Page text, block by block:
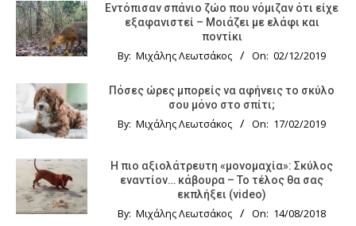
Εντόπισαν σπάνιο ζώο που νόμιζαν ότι είχε
εξαφανιστεί – Μοιάζει με ελάφι και
ποντίκι
By: Μιχάλης Λεωτσάκος On: 02/12/2019
Πόσες ώρες μπορείς να αφήνεις το σκύλο
σου μόνο στο σπίτι;
By: Μιχάλης Λεωτσάκος On: 17/02/2019
Η πιο αξιολάτρευτη «μονομαχία»: Σκύλος
εναντίον… κάβουρα – Το τέλος θα σας
εκπλήξει (video)
By: Μιχάλης Λεωτσάκος On: 14/08/2018